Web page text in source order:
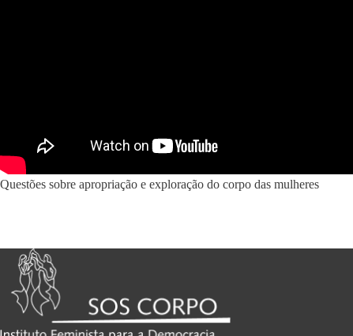
Questões sobre apropriação e exploração do corpo das mulheres